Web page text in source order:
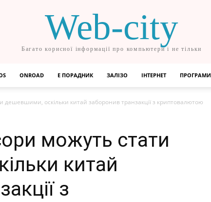
Web-city
Багато корисної інформації про компьютери і не тільки
ONROAD Е ПОРАДНИК ЗАЛІЗО ІНТЕРНЕТ ПРОГРАМИ
дешевшими, оскільки китай заборонив транзакції з криптовалютою
можуть стати
китай
з